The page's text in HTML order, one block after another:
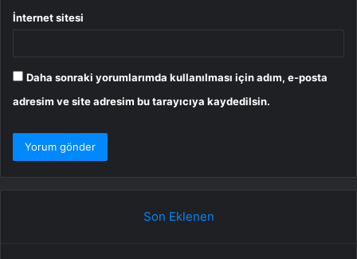
İnternet sitesi
Daha sonraki yorumlarımda kullanılması için adım, e-posta
adresim ve site adresim bu tarayıcıya kaydedilsin.
Son Eklenen